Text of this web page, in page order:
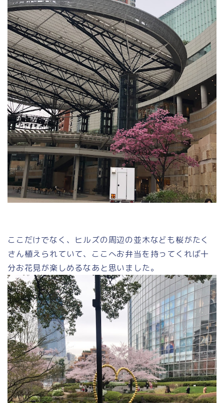
ここだけでなく、ヒルズの周辺の並木なども桜がたく
さん植えられていて、ここへお弁当を持ってくれば十
分お花見が楽しめるなあと思いました。